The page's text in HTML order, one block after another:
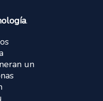
.
un